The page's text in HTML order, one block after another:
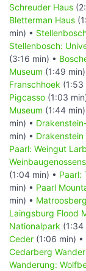
Schreuder Haus
Bletterman Haus
min) •
Stellenbosch:
(3:16 min) •
Museum (1:49 min)
Franschhoek (1:53
Pigcasso (1:03
Museum (1:44 min)
min) •
min) • Drakenstein
Paarl: Weingut
(1:04 min) • Paarl:
min) • Paarl
min) • Matroosberg
Laingsburg Flood
Nationalpark (1:34
Ceder (1:06 min) •
Cedarberg
Wanderung: